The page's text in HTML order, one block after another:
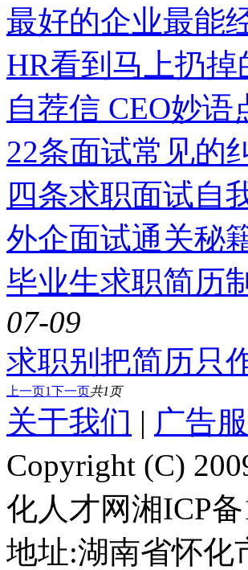
最好的企业最能
HR看到马上扔
自荐信 CEO妙
22条面试常见的
四条求职面试自
外企面试通关秘
毕业生求职简历
07-09
求职别把简历只
上一页1下一页共1页
关于我们 | 广告
Copyright (C)
化人才网湘ICP
地址:湖南省怀化